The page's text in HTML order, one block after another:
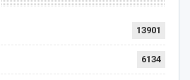
13901
6134